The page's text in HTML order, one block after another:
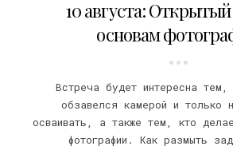
10 августа:
основам
Встреча будет интересна тем,
обзавелся камерой и только
осваивать, а также тем, кто
фотографии. Как размыть